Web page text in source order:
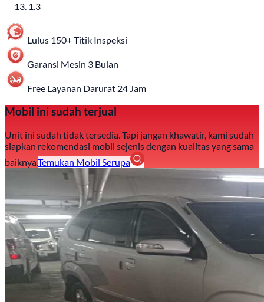
1.3
Lulus 150+ Titik Inspeksi
Garansi Mesin 3 Bulan
Free Layanan Darurat 24 Jam
Mobil ini sudah terjual
Unit ini sudah tidak tersedia. Tapi jangan khawatir, kami sudah
siapkan rekomendasi mobil sejenis dengan kualitas yang sama
baiknya.Temukan Mobil Serupa